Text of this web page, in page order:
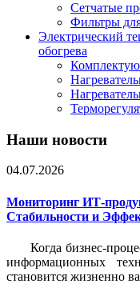
Сетчатые
Фильтры
Электрический
обогрева
Наши новости
04.07.2026
Мониторинг ИТ-
Стабильности и
Когда бизнес-
информационных
становится жизненно